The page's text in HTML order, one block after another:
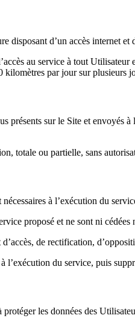
disposant d’un accès internet
au service à tout
kilomètres par jour sur plusieurs
présents sur le Site et
totale ou partielle, sans
à l’exécution du
proposé et ne sont ni cédées
de rectification,
l’exécution du service, puis
les données des